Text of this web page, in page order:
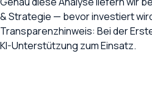
& Strategie — bevor investiert
Transparenzhinweis: Bei der
KI-Unterstützung zum Einsatz.